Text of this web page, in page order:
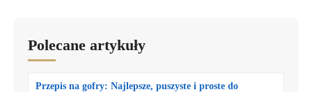
Polecane artykuły
Przepis na gofry: Najlepsze, puszyste i proste do